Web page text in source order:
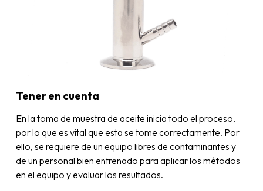
Tener en cuenta
En la toma de muestra de aceite inicia todo el proceso,
por lo que es vital que esta se tome correctamente. Por
ello, se requiere de un equipo libres de contaminantes y
de un personal bien entrenado para aplicar los métodos
en el equipo y evaluar los resultados.